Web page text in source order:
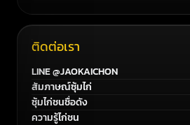
ติดต่อเรา
LINE @JAOKAICHON
สัมภาษณ์ซุ้มไก่
ซุ้มไก่ชนชื่อดัง
ความรู้ไก่ชน